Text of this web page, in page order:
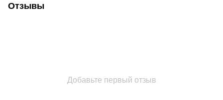
Отзывы
Добавьте первый отзыв